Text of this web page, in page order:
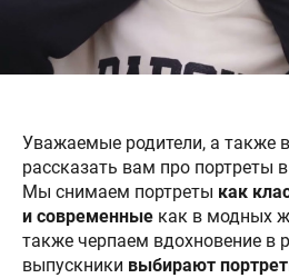
Уважаемые родители, а также
рассказать вам про портреты
Мы снимаем портреты как
и современные как в модных
также черпаем вдохновение в
выпускники выбирают